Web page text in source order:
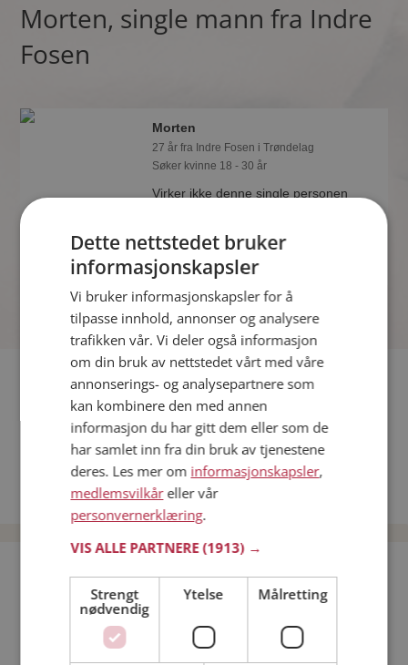
Morten, single mann fra Indre
Fosen
Morten
27 år fra Indre Fosen i Trøndelag
Søker kvinne 18 - 30 år
Virker ikke denne single personen
finne ut alt om Morten.
Fler single
Flere singlemenn fra Indre Fosen:Gulliver, Svein ,Peter
Kvinner fra Indre Fosen
Date kvinner i Norge
Date menn i Norge
Bli medlem gratis!
Jeg er en: Mann Kvinne
Dette nettstedet bruker
informasjonskapsler
Vi bruker informasjonskapsler for å
tilpasse innhold, annonser og analysere
trafikken vår. Vi deler også informasjon
om din bruk av nettstedet vårt med våre
annonserings- og analysepartnere som
kan kombinere den med annen
informasjon du har gitt dem eller som de
har samlet inn fra din bruk av tjenestene
deres. Les mer om informasjonskapsler,
medlemsvilkåreller vår
personvernerklæring.
VIS ALLE PARTNERE(1913) →
Strengt
nødvendig
Ytelse Målretting